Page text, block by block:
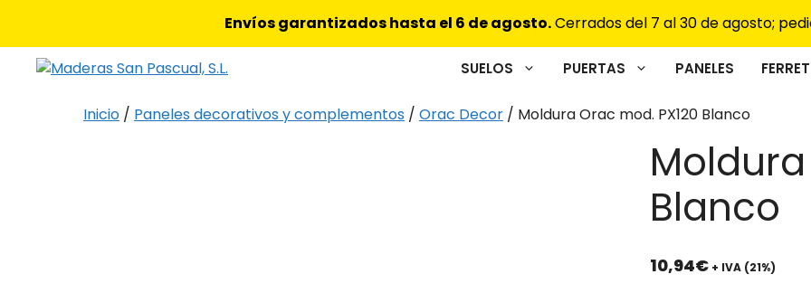
contenido
Envíos garantizados hasta el 6 de agosto.Cerrados del 7 al 30 de agosto;
SUELOS PUERTAS PANELES
Inicio / Paneles decorativos y complementos / Orac Decor / Moldura Orac mod. PX120 Blanco
Blanco
10,94€ + IVA (21%)